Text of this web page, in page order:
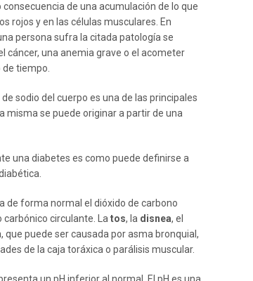
de una acumulación de lo que
rojos y en las células musculares. En
persona sufra la citada patología se
cáncer, una anemia grave o el acometer
tiempo.
sodio del cuerpo es una de las principales
misma se puede originar a partir de una
una diabetes es como puede definirse a
de forma normal el dióxido de carbono
circulante. La tos, la disnea, el
puede ser causada por asma bronquial,
de la caja toráxica o parálisis muscular.